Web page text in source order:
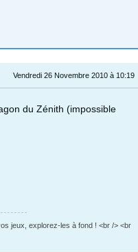
Vendredi 26 Novembre 2010 à 10:19
du Zénith (impossible
jeux, explorez-les à fond ! <br /> <br